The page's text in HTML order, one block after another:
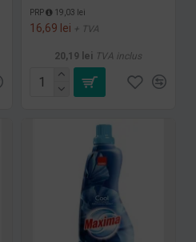
PRP 19,03 lei
16,69 lei + TVA
20,19 lei TVA inclus